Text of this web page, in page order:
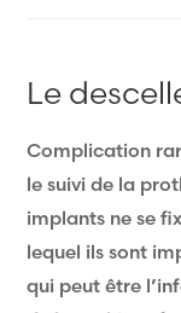
Le
Complication
le suivi de la
implants ne se
lequel ils sont
qui peut être